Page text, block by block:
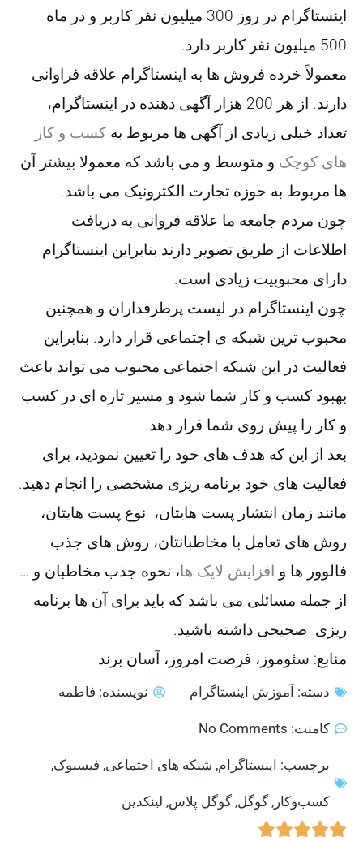
اینستاگرام در روز 300 میلیون نفر کاربر و در ماه
500 میلیون نفر کاربر دارد.
معمولاً خرده فروش ها به اینستاگرام علاقه فراوانی
دارند. از هر 200 هزار آگهی دهنده در اینستاگرام،
تعداد خیلی زیادی از آگهی ها مربوط به کسب و کار
های کوچک و متوسط و می باشد که معمولا بیشتر آن
ها مربوط به حوزه تجارت الکترونیک می باشد.
چون مردم جامعه ما علاقه فروانی به دریافت
اطلاعات از طریق تصویر دارند بنابراین اینستاگرام
دارای محبوبیت زیادی است.
چون اینستاگرام در لیست پرطرفداران و همچنین
محبوب ترین شبکه ی اجتماعی قرار دارد. بنابراین
فعالیت در این شبکه اجتماعی محبوب می تواند باعث
بهبود کسب و کار شما شود و مسیر تازه ای در کسب
و کار را پیش روی شما قرار دهد.
بعد از این که هدف های خود را تعیین نمودید، برای
فعالیت های خود برنامه ریزی مشخصی را انجام دهید.
مانند زمان انتشار پست هایتان، نوع پست هایتان،
روش های تعامل با مخاطبانتان، روش های جذب
فالوور ها و افزایش لایک ها، نحوه جذب مخاطبان و …
از جمله مسائلی می باشد که باید برای آن ها برنامه
ریزی صحیحی داشته باشید.
منابع: سئوموز، فرصت امروز، آسان برند
دسته: آموزش اینستاگرام نویسنده: فاطمه
کامنت:
برچسب: اینستاگرام, شبکه های اجتماعی, فیسبوک,
کسب‌وکار , گوگل, گوگل پلاس, لینکدین